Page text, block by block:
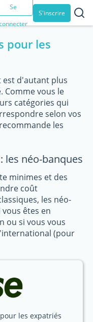
Se
S'inscrire
pour les
est d'autant plus
Comme vous le
catégories qui
selon vos
les
les néo-banques
minimes et des
coût
les néo-
êtes en
ou si vous vous
(pour
les expatriés